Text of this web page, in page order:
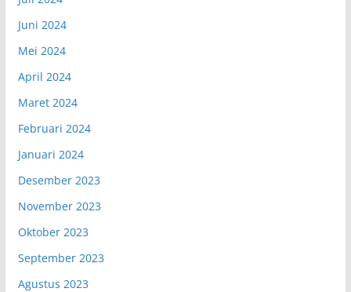
Juni 2024
Mei 2024
April 2024
Maret 2024
Februari 2024
Januari 2024
Desember 2023
November 2023
Oktober 2023
September 2023
Agustus 2023